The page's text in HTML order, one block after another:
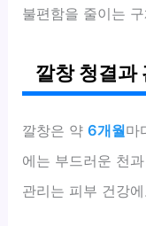
불편함을 줄이는
깔창 청결과
깔창은 약6개월마
에는 부드러운 천
관리는 피부 건강